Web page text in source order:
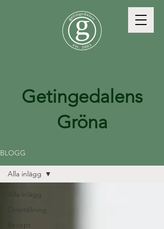
Getingedalens
Gröna
BLOGG
Alla inlägg
Omställning
Recept
Alla inlägg